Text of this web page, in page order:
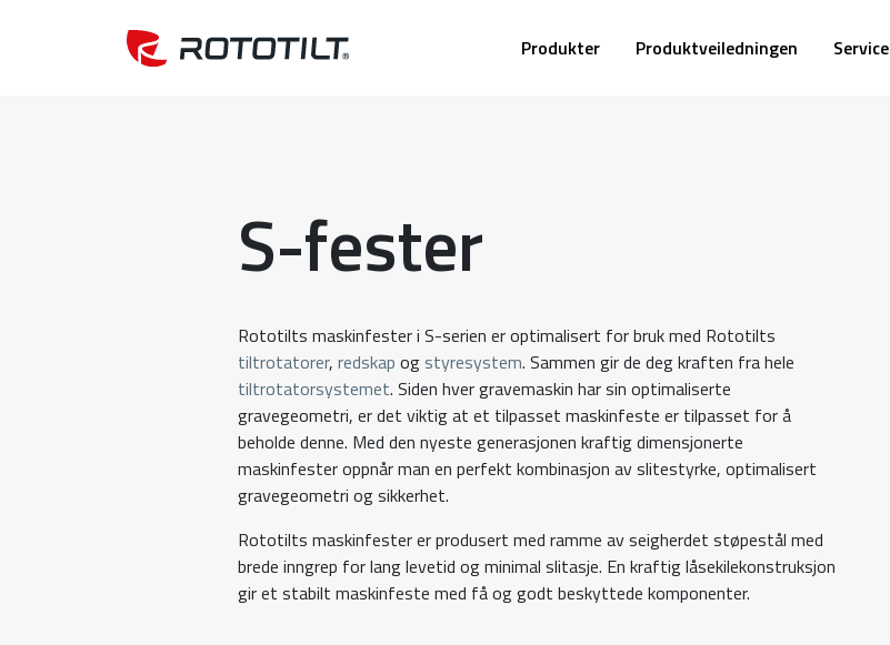
Produkter Produktveiledningen Service
S-fester
Rototilts maskinfester i S-serien er optimalisert for bruk med Rototilts
tiltrotatorer, redskap ogstyresystem. Sammen gir de deg kraften fra hele
tiltrotatorsystemet. Siden hver gravemaskin har sin optimaliserte
gravegeometri, er det viktig at et tilpasset maskinfeste er tilpasset for å
beholde denne. Med den nyeste generasjonen kraftig dimensjonerte
maskinfester oppnår man en perfekt kombinasjon av slitestyrke, optimalisert
gravegeometri og sikkerhet.
Rototilts maskinfester er produsert med ramme av seigherdet støpestål med
brede inngrep for lang levetid og minimal slitasje. En kraftig låsekilekonstruksjon
gir et stabilt maskinfeste med få og godt beskyttede komponenter.